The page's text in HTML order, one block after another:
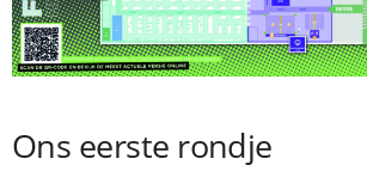
Ons eerste rondje